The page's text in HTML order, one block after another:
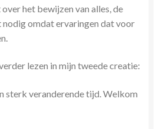
het bewijzen van alles, de
nodig omdat ervaringen dat voor
lezen in mijn tweede creatie:
sterk veranderende tijd. Welkom